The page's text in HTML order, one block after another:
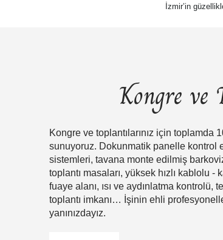
İzmir’in
Kongre ve
Kongre ve toplantılarınız için toplamda
sunuyoruz. Dokunmatik panelle kontrol
sistemleri, tavana monte edilmiş
toplantı masaları, yüksek hızlı kablolu
fuaye alanı, ısı ve aydınlatma kontrolü,
toplantı imkanı… İşinin ehli
yanınızdayız.